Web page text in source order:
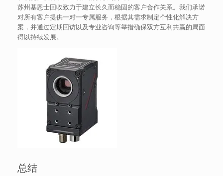
苏州基恩士回收致力于建立长久而稳固的客户合作关系。我们承诺
对所有客户提供一对一专属服务，根据其需求制定个性化解决方
案，并通过定期回访以及专业咨询等举措确保双方互利共赢的局面
得以持续发展。
总结